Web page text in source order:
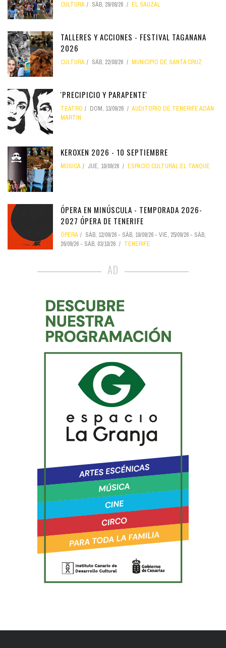
CULTURA SÁB, 29/08/26 EL SAUZAL
TALLERES Y ACCIONES - FESTIVAL TAGANANA
2026
CULTURA SÁB, 22/08/26 MUNICIPIO DE SANTA CRUZ
'PRECIPICIO Y PARAPENTE'
TEATRO DOM, 13/09/26
AUDITORIO DE TENERIFE ADÁN
MARTÍN
KEROXEN 2026 - 10 SEPTIEMBRE
MÚSICA JUE, 10/09/26 ESPACIO CULTURAL EL TANQUE
ÓPERA EN MINÚSCULA - TEMPORADA 2026-
2027 ÓPERA DE TENERIFE
ÓPERA SÁB, 12/09/26 - SÁB, 19/09/26 - VIE, 25/09/26 - SÁB,
26/09/26 - SÁB, 03/10/26 TENERIFE
AD